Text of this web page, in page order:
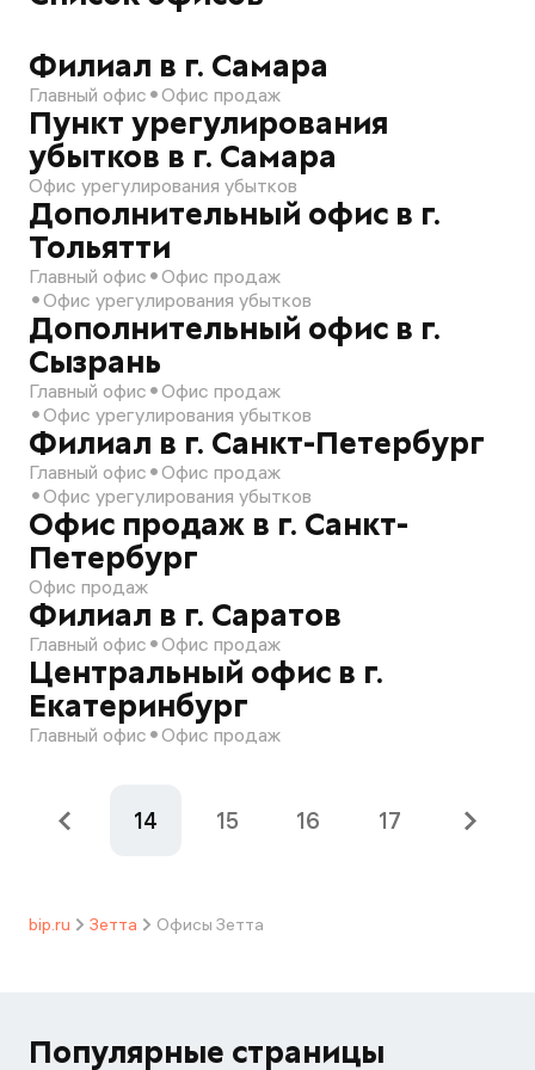
Филиал в г. Самара
Главный офис Офис продаж
Пункт урегулирования
убытков в г. Самара
Офис урегулирования убытков
Дополнительный офис в г.
Тольятти
Главный офис
Офис продаж
Офис урегулирования убытков
Дополнительный офис в г.
Сызрань
Главный офис
Офис продаж
Офис урегулирования убытков
Филиал в г. Санкт-Петербург
Главный офис
Офис продаж
Офис урегулирования убытков
Офис продаж в г. Санкт-
Петербург
Офис продаж
Филиал в г. Саратов
Главный офис Офис продаж
Центральный офис в г.
Екатеринбург
Главный офис Офис продаж
14 15 16 17
bip.ru Зетта Офисы Зетта
Популярные страницы